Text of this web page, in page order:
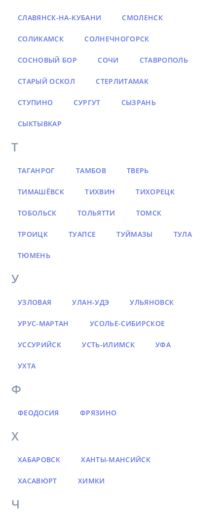
СЛАВЯНСК-НА-КУБАНИ СМОЛЕНСК
СОЛИКАМСК СОЛНЕЧНОГОРСК
СОСНОВЫЙ БОР СОЧИ СТАВРОПОЛЬ
СТАРЫЙ ОСКОЛ СТЕРЛИТАМАК
СТУПИНО СУРГУТ СЫЗРАНЬ
СЫКТЫВКАР
Т
ТАГАНРОГ ТАМБОВ ТВЕРЬ
ТИМАШЁВСК ТИХВИН ТИХОРЕЦК
ТОБОЛЬСК ТОЛЬЯТТИ ТОМСК
ТРОИЦК ТУАПСЕ ТУЙМАЗЫ ТУЛА
ТЮМЕНЬ
У
УЗЛОВАЯ УЛАН-УДЭ УЛЬЯНОВСК
УРУС-МАРТАН УСОЛЬЕ-СИБИРСКОЕ
УССУРИЙСК УСТЬ-ИЛИМСК УФА
УХТА
Ф
ФЕОДОСИЯ ФРЯЗИНО
Х
ХАБАРОВСК ХАНТЫ-МАНСИЙСК
ХАСАВЮРТ ХИМКИ
Ч